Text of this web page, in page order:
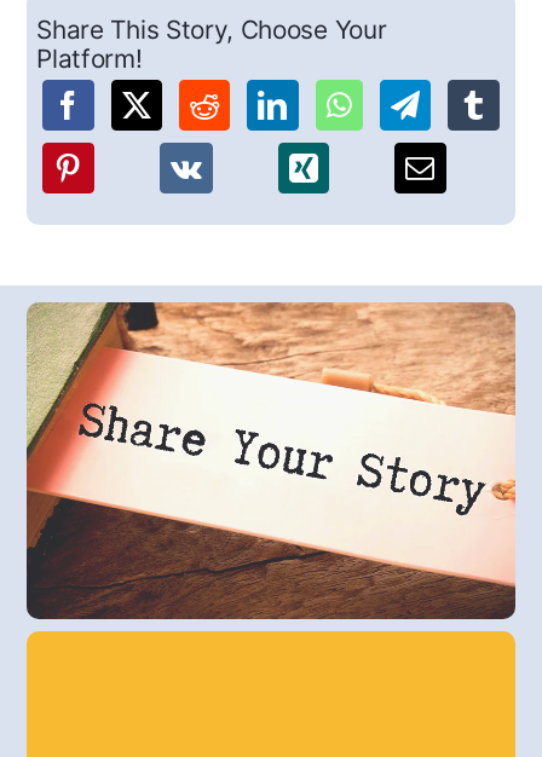
Share This Story, Choose Your
Platform!